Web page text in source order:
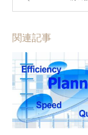
関連記事